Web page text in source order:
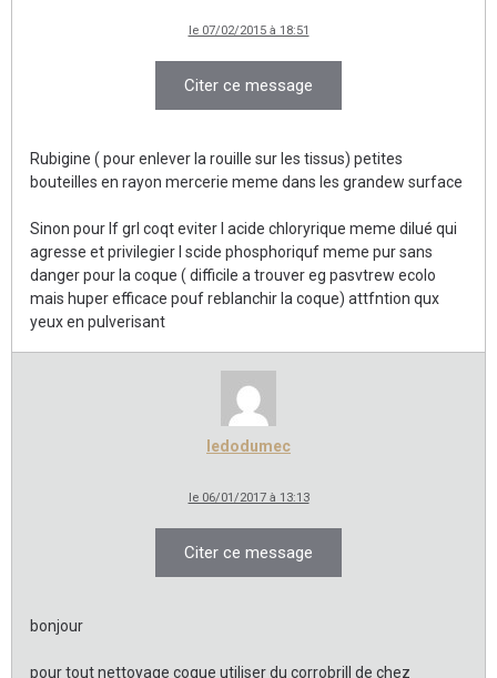
le 07/02/2015 à 18:51
Citer ce message
Rubigine ( pour enlever la rouille sur les tissus) petites
bouteilles en rayon mercerie meme dans les grandew surface
Sinon pour lf grl coqt eviter l acide chloryrique meme dilué qui
agresse et privilegier l scide phosphoriquf meme pur sans
danger pour la coque ( difficile a trouver eg pasvtrew ecolo
mais huper efficace pouf reblanchir la coque) attfntion qux
yeux en pulverisant
ledodumec
le 06/01/2017 à 13:13
Citer ce message
bonjour
pour tout nettoyage coque utiliser du corrobrill de chez